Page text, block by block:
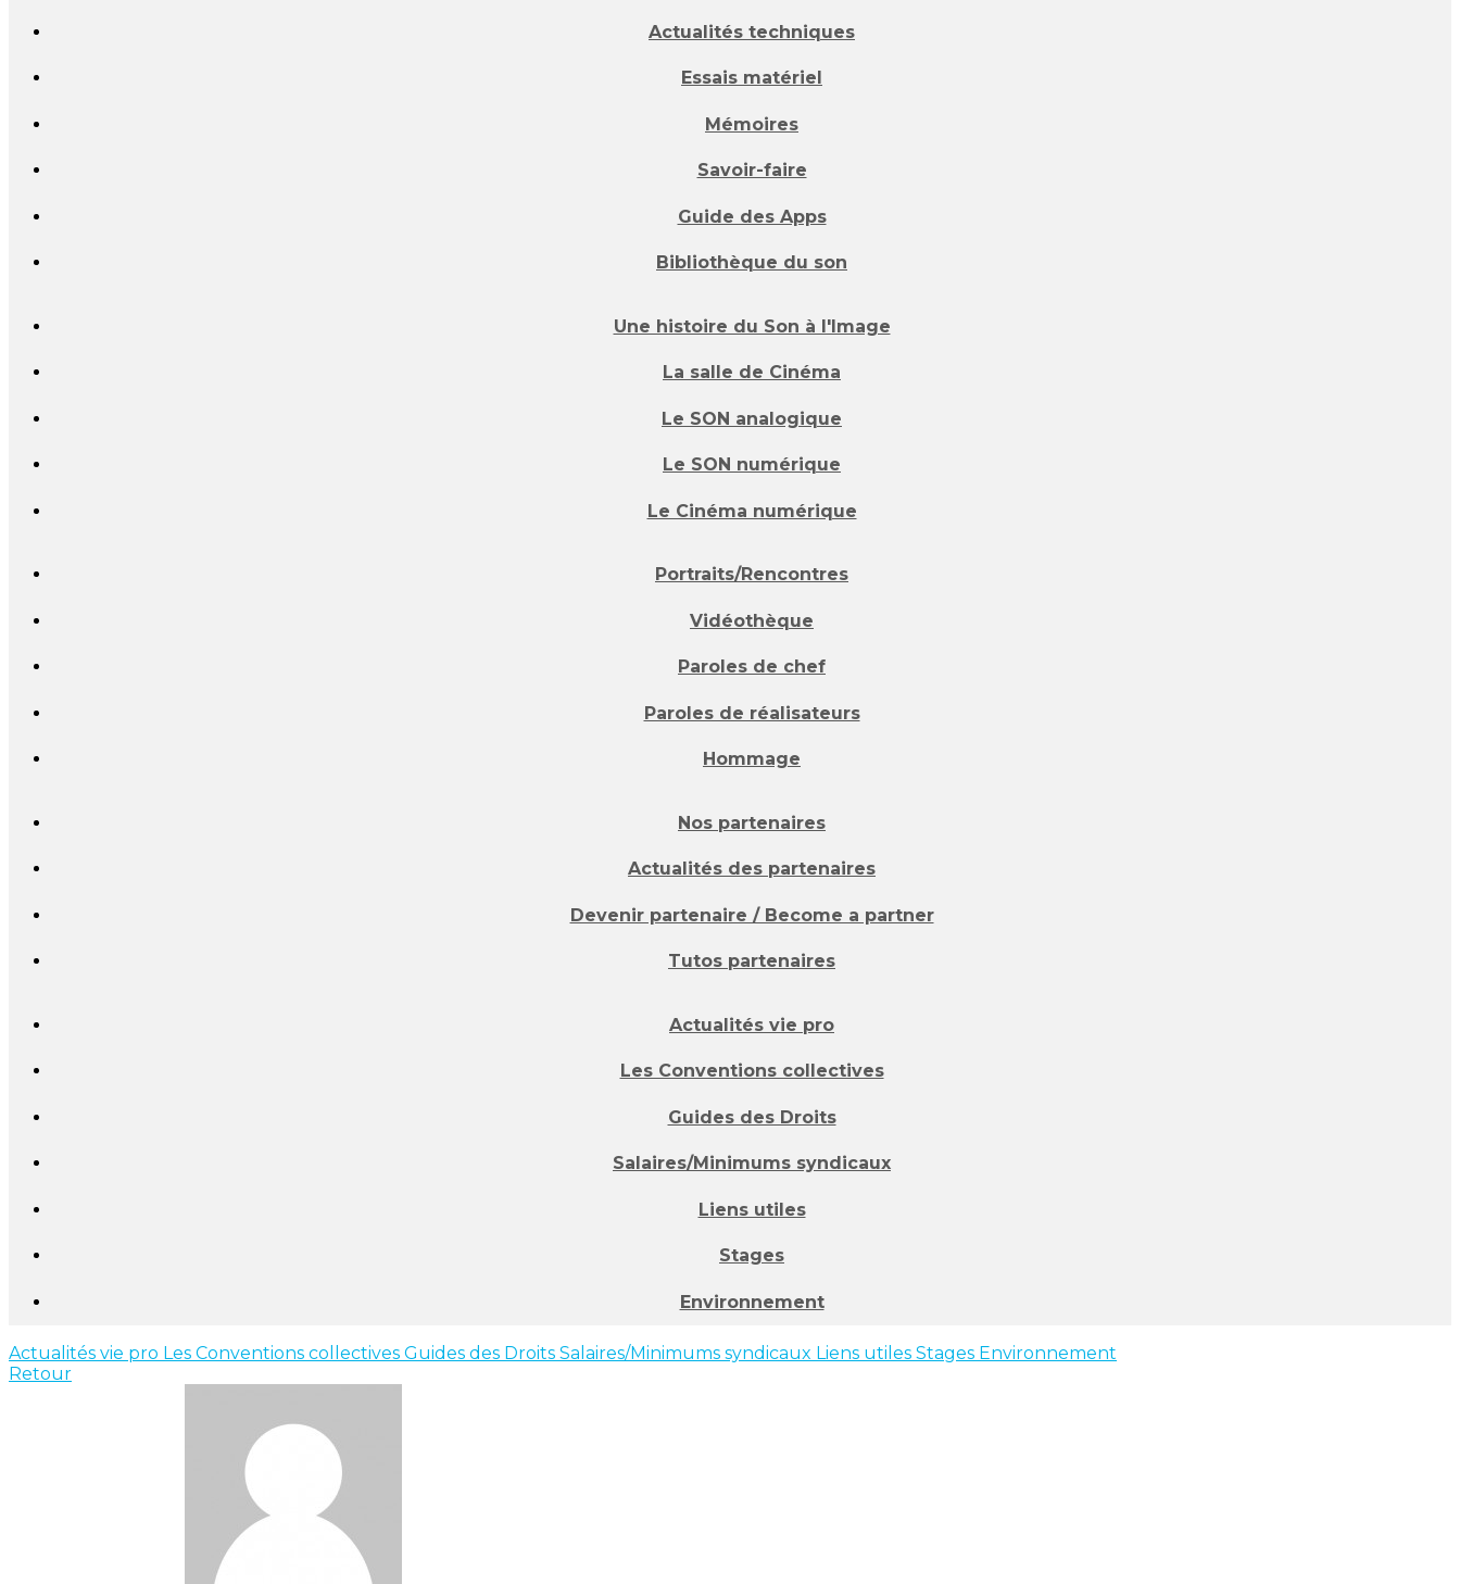
Actualités techniques
Essais matériel
Mémoires
Savoir-faire
Guide des Apps
Bibliothèque du son
Une histoire du Son à l'Image
La salle de Cinéma
Le SON analogique
Le SON numérique
Le Cinéma numérique
Portraits/Rencontres
Vidéothèque
Paroles de chef
Paroles de réalisateurs
Hommage
Nos partenaires
Actualités des partenaires
Devenir partenaire / Become a partner
Tutos partenaires
Actualités vie pro
Les Conventions collectives
Guides des Droits
Salaires/Minimums syndicaux
Liens utiles
Stages
Environnement
Actualités vie pro Les Conventions collectives Guides des Droits Salaires/Minimums syndicaux Liens utiles Stages Environnement
Retour